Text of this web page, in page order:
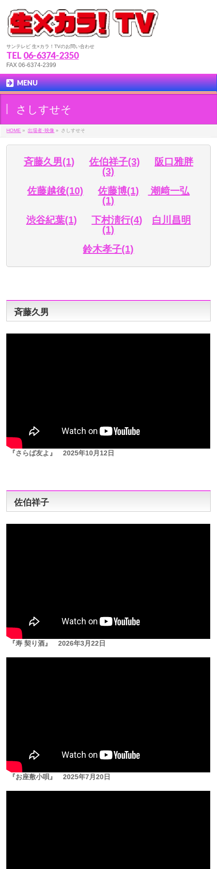
サンテレビ 生×カラ！TVのお問い合わせ
TEL 06-6374-2350
FAX 06-6374-2399
MENU
さしすせそ
HOME » 出場者･映像 » さしすせそ
斉藤久男(1) 佐伯祥子(3)
阪口雅胖
(3)
佐藤越後(10)
佐藤博(1)
潮﨑一弘
(1)
渋谷紀葉(1)
下村淸行(4)
白川昌明
(1)
鈴木孝子(1)
斉藤久男
『さらば友よ』2025年10月12日
佐伯祥子
『寿 契り酒』2026年3月22日
『お座敷小唄』2025年7月20日